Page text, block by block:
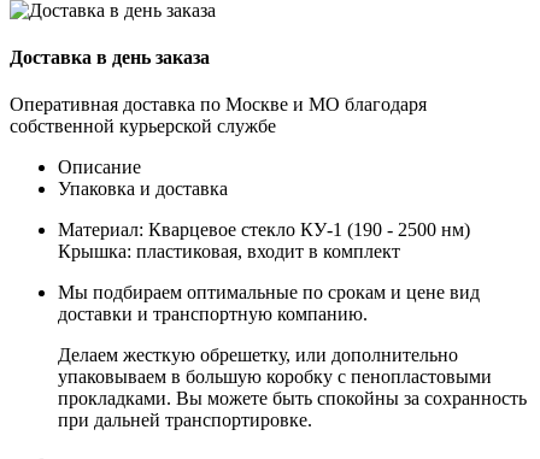
Доставка в день заказа
Оперативная доставка по Москве и МО благодаря
собственной курьерской службе
Описание
Упаковка и доставка
Материал: Кварцевое стекло КУ-1 (190 - 2500 нм)
Крышка: пластиковая, входит в комплект
Мы подбираем оптимальные по срокам и цене вид
доставки и транспортную компанию.
Делаем жесткую обрешетку, или дополнительно
упаковываем в большую коробку с пенопластовыми
прокладками. Вы можете быть спокойны за сохранность
при дальней транспортировке.